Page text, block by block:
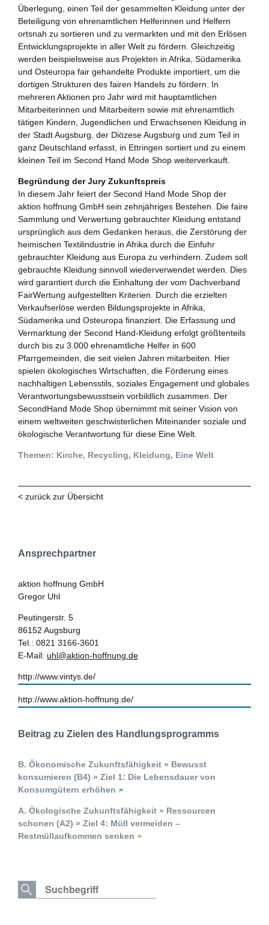
Aktuelles
Mitmachen ?
Überlegung, einen Teil der gesammelten Kleidung unter der
Beteiligung von ehrenamtlichen Helferinnen und Helfern
ortsnah zu sortieren und zu vermarkten und mit den Erlösen
Entwicklungsprojekte in aller Welt zu fördern. Gleichzeitig
werden beispielsweise aus Projekten in Afrika, Südamerika
und Osteuropa fair gehandelte Produkte importiert, um die
dortigen Strukturen des fairen Handels zu fördern. In
mehreren Aktionen pro Jahr wird mit hauptamtlichen
Mitarbeiterinnen und Mitarbeitern sowie mit ehrenamtlich
tätigen Kindern, Jugendlichen und Erwachsenen Kleidung in
der Stadt Augsburg, der Diözese Augsburg und zum Teil in
ganz Deutschland erfasst, in Ettringen sortiert und zu einem
kleinen Teil im Second Hand Mode Shop weiterverkauft.
Begründung der Jury Zukunftspreis
In diesem Jahr feiert der Second Hand Mode Shop der
aktion hoffnung GmbH sein zehnjähriges Bestehen. Die faire
Sammlung und Verwertung gebrauchter Kleidung entstand
ursprünglich aus dem Gedanken heraus, die Zerstörung der
heimischen Textilindustrie in Afrika durch die Einfuhr
gebrauchter Kleidung aus Europa zu verhindern. Zudem soll
gebrauchte Kleidung sinnvoll wiederverwendet werden. Dies
wird garantiert durch die Einhaltung der vom Dachverband
FairWertung aufgestellten Kriterien. Durch die erzielten
Verkaufserlöse werden Bildungsprojekte in Afrika,
Südamerika und Osteuropa finanziert. Die Erfassung und
Vermarktung der Second Hand-Kleidung erfolgt größtenteils
durch bis zu 3.000 ehrenamtliche Helfer in 600
Pfarrgemeinden, die seit vielen Jahren mitarbeiten. Hier
spielen ökologisches Wirtschaften, die Förderung eines
nachhaltigen Lebensstils, soziales Engagement und globales
Verantwortungsbewusstsein vorbildlich zusammen. Der
SecondHand Mode Shop übernimmt mit seiner Vision von
einem weltweiten geschwisterlichen Miteinander soziale und
ökologische Verantwortung für diese Eine Welt.
Themen: Kirche, Recycling, Kleidung, Eine Welt
< zurück zur Übersicht
Ansprechpartner
aktion hoffnung GmbH
Gregor Uhl
Peutingerstr. 5
86152 Augsburg
Tel.: 0821 3166-3601
E-Mail: uhl@aktion-hoffnung.de
http://www.vintys.de/
http://www.aktion-hoffnung.de/
Beitrag zu Zielen des Handlungsprogramms
B. Ökonomische Zukunftsfähigkeit » Bewusst
konsumieren (B4) » Ziel 1: Die Lebensdauer von
Konsumgütern erhöhen
A. Ökologische Zukunftsfähigkeit » Ressourcen
schonen (A2) » Ziel 4: Müll vermeiden –
Restmüllaufkommen senken